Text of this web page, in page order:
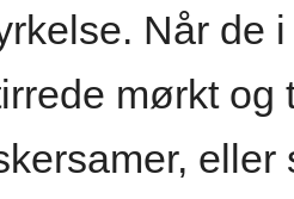
Når de
mørkt og
eller